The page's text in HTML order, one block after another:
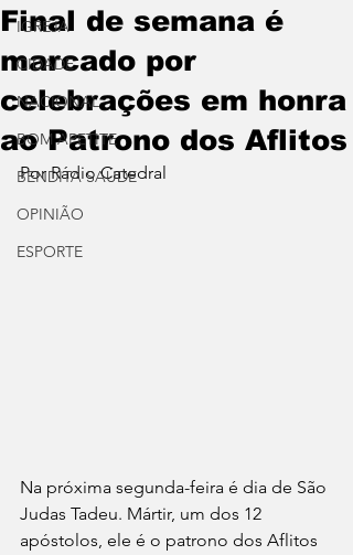
IGREJA
CIDADE
NACIONAL
BOM APETITE
BENDITA SAÚDE
OPINIÃO
ESPORTE
Final de semana é
marcado por
celebrações em honra
ao Patrono dos Aflitos
Por Rádio Catedral
Na próxima segunda-feira é dia de São
Judas Tadeu. Mártir, um dos 12
apóstolos, ele é o patrono dos Aflitos